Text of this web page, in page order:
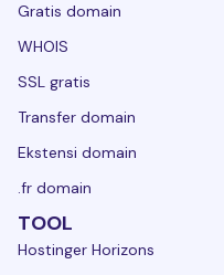
Gratis domain
WHOIS
SSL gratis
Transfer domain
Ekstensi domain
.fr domain
TOOL
Hostinger Horizons